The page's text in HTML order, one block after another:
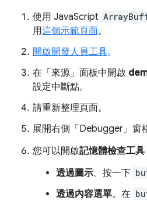
使用 JavaScript
用這個示範頁面。
開啟開發人員工具。
在「來源」 面板中開啟
設定中斷點。
請重新整理頁面。
展開右側「Debugger」 窗
您可以開啟記憶體檢查工具
透過圖示。按一下
透過內容選單。在